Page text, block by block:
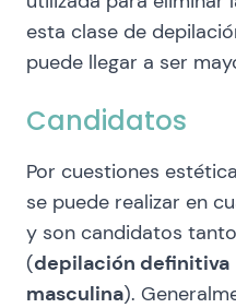
esta clase de
puede llegar a ser
Candidatos
Por cuestiones
se puede realizar en
y son candidatos
(depilación definitiva
masculina).